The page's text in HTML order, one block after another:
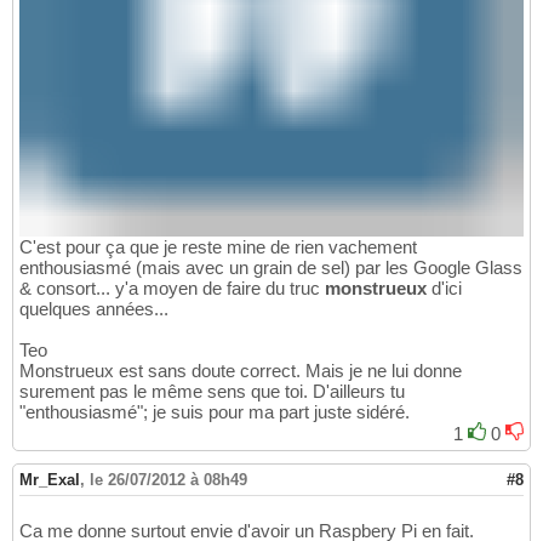
C'est pour ça que je reste mine de rien vachement
enthousiasmé (mais avec un grain de sel) par les Google Glass
& consort... y'a moyen de faire du truc monstrueux d'ici
quelques années...
Teo
Monstrueux est sans doute correct. Mais je ne lui donne
surement pas le même sens que toi. D'ailleurs tu
"enthousiasmé"; je suis pour ma part juste sidéré.
1
0
Mr_Exal , le 26/07/2012 à 08h49 #8
Ca me donne surtout envie d'avoir un Raspbery Pi en fait.